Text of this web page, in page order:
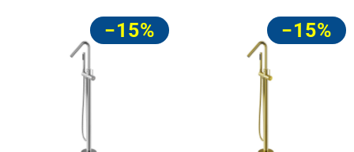
−15% −15%